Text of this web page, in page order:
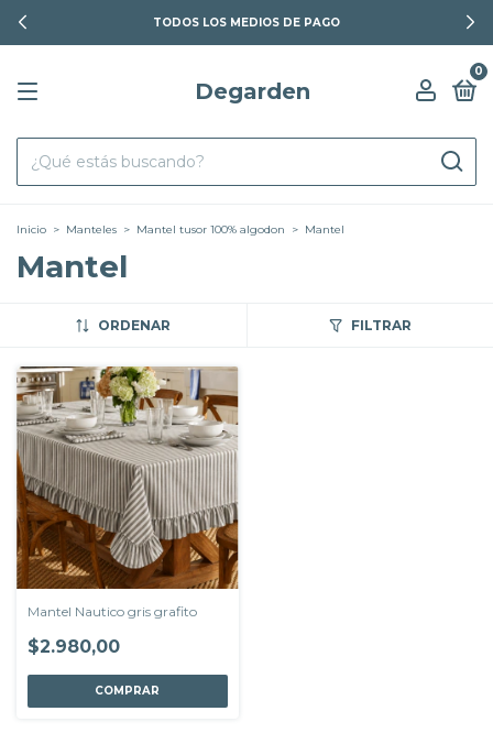
TODOS LOS MEDIOS DE PAGO
Degarden
0
Inicio > Manteles > Mantel tusor 100% algodon > Mantel
Mantel
ORDENAR FILTRAR
Mantel Nautico gris grafito
$2.980,00
COMPRAR